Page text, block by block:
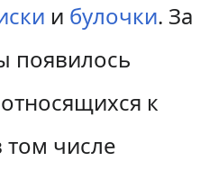
и булочки. За
появилось
к
числе